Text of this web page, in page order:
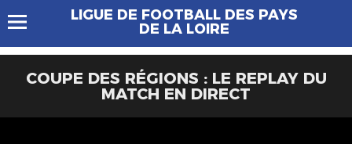
LIGUE DE FOOTBALL DES PAYS
DE LA LOIRE
COUPE DES RÉGIONS : LE REPLAY DU
MATCH EN DIRECT